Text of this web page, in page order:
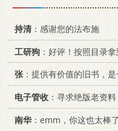
持清：感谢您的法布施
工研狗 ：好评！按照目录
张：提供有价值的旧书，是
电子管收 ：寻求绝版老资
南华 ：emm，你这也太棒